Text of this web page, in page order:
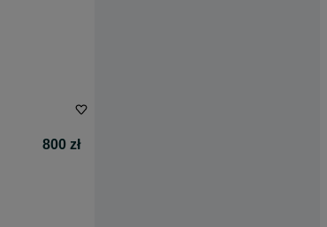
800 zł